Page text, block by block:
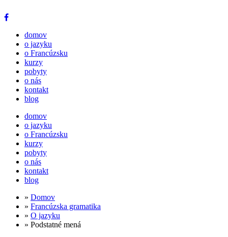
domov
o jazyku
o Francúzsku
kurzy
pobyty
o nás
kontakt
blog
domov
o jazyku
o Francúzsku
kurzy
pobyty
o nás
kontakt
blog
» Domov
» Francúzska gramatika
» O jazyku
» Podstatné mená